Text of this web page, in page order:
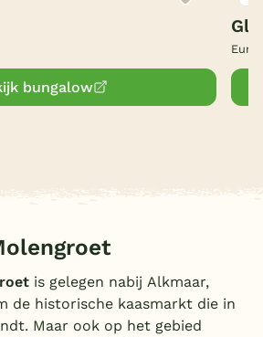
bungalow
is gelegen nabij Alkmaar,
de historische kaasmarkt die in
Maar ook op het gebied